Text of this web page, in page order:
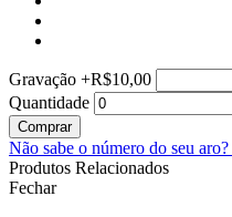
Gravação +R$10,00
Quantidade
Comprar
Não sabe o número do seu aro?
Produtos Relacionados
Fechar